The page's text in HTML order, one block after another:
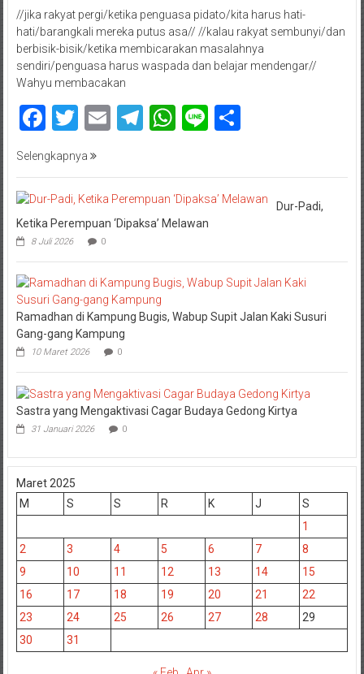
//jika rakyat pergi/ketika penguasa pidato/kita harus hati-
hati/barangkali mereka putus asa// //kalau rakyat sembunyi/dan
berbisik-bisik/ketika membicarakan masalahnya
sendiri/penguasa harus waspada dan belajar mendengar//
Wahyu membacakan
Facebook
Twitter
EmailTelegram
WhatsApp
LineShare
Selengkapnya
Dur-Padi,
Ketika Perempuan ‘Dipaksa’ Melawan
8 Juli 2026 0
Ramadhan di Kampung Bugis, Wabup Supit Jalan Kaki Susuri
Gang-gang Kampung
10 Maret 2026 0
Sastra yang Mengaktivasi Cagar Budaya Gedong Kirtya
31 Januari 2026 0
Maret 2025
M
S S R K J
S
1
2
3 4 5 6 7
8
9
10 11 12 13 14
15
16
17 18 19 20 21
22
23
24 25 26 27 28
29
30
31